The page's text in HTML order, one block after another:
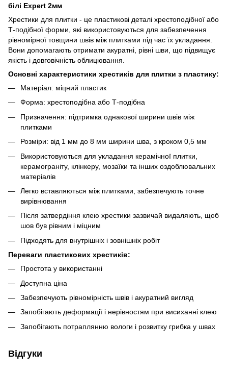
білі Expert 2мм
Хрестики для плитки - це пластикові деталі хрестоподібної або
Т-подібної форми, які використовуються для забезпечення
рівномірної товщини швів між плитками під час їх укладання.
Вони допомагають отримати акуратні, рівні шви, що підвищує
якість і довговічність облицювання.
Основні характеристики хрестиків для плитки з пластику:
Матеріал: міцний пластик
Форма: хрестоподібна або Т-подібна
Призначення: підтримка однакової ширини швів між
плитками
Розміри: від 1 мм до 8 мм ширини шва, з кроком 0,5 мм
Використовуються для укладання керамічної плитки,
керамограніту, клінкеру, мозаїки та інших оздоблювальних
матеріалів
Легко вставляються між плитками, забезпечують точне
вирівнювання
Після затвердіння клею хрестики зазвичай видаляють, щоб
шов був рівним і міцним
Підходять для внутрішніх і зовнішніх робіт
Переваги пластикових хрестиків:
Простота у використанні
Доступна ціна
Забезпечують рівномірність швів і акуратний вигляд
Запобігають деформації і нерівностям при висиханні клею
Запобігають потраплянню вологи і розвитку грибка у швах
Відгуки